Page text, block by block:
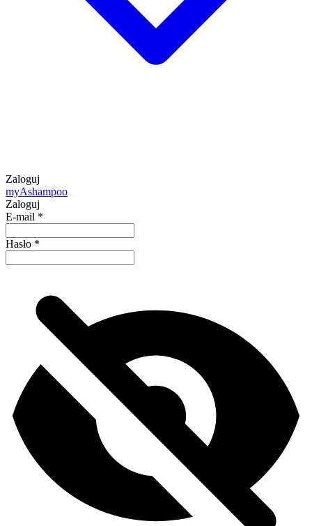
Zaloguj
myAshampoo
Zaloguj
E-mail *
Hasło *